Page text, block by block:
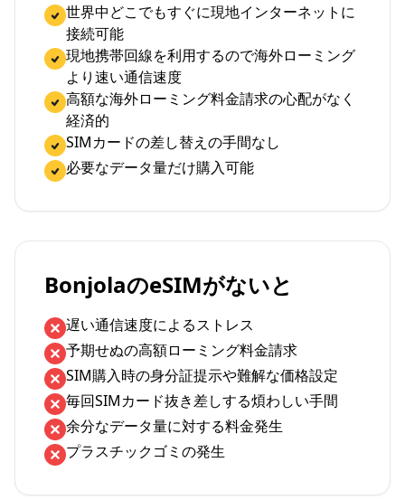
世界中どこでもすぐに現地インターネットに
接続可能
現地携帯回線を利用するので海外ローミング
より速い通信速度
高額な海外ローミング料金請求の心配がなく
経済的
SIMカードの差し替えの手間なし
必要なデータ量だけ購入可能
BonjolaのeSIMがないと
遅い通信速度によるストレス
予期せぬの高額ローミング料金請求
SIM購入時の身分証提示や難解な価格設定
毎回SIMカード抜き差しする煩わしい手間
余分なデータ量に対する料金発生
プラスチックゴミの発生